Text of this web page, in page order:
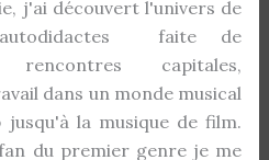
j'ai découvert l'univers de
faite de
capitales,
dans un monde musical
la musique de film.
du premier genre je me